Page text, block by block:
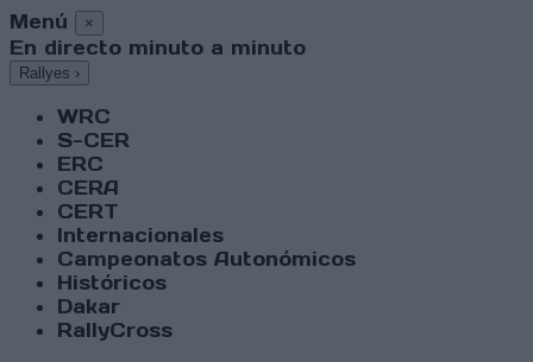
Menú ×
En directo minuto a minuto
Rallyes ›
WRC
S-CER
ERC
CERA
CERT
Internacionales
Campeonatos Autonómicos
Históricos
Dakar
RallyCross